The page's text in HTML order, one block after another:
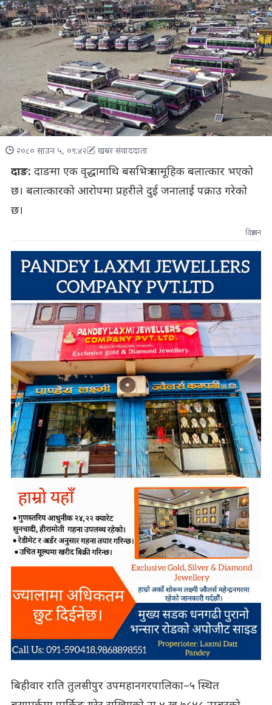
२०८० साउन ५, ०९:४२ खबर संवाददाता
दाङ: दाङमा एक वृद्धामाथि बसभित्र सामूहिक बलात्कार भएको
छ। बलात्कारको आरोपमा प्रहरीले दुई जनालाई पक्राउ गरेको
छ।
विज्ञापन
बिहीवार राति तुलसीपुर उपमहानगरपालिका–५ स्थित